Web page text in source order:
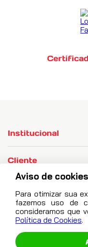
Aviso de cookies
Para otimizar sua
fazemos uso de
consideramos que
Política de Cookies.
Institucional
Cliente